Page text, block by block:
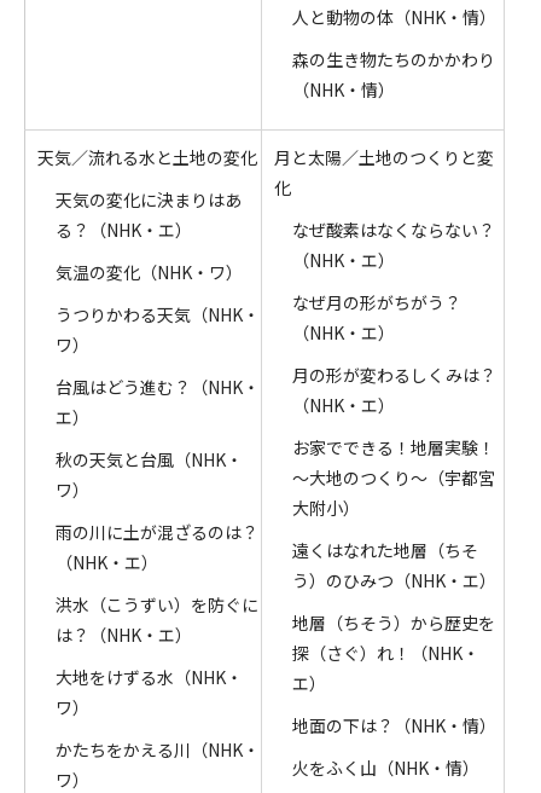
人と動物の体（NHK・情）
森の生き物たちのかかわり
（NHK・情）
天気／流れる水と土地の変化
天気の変化に決まりはあ
る？（NHK・エ）
気温の変化（NHK・ワ）
うつりかわる天気（NHK・
ワ）
台風はどう進む？（NHK・
エ）
秋の天気と台風（NHK・
ワ）
雨の川に土が混ざるのは？
（NHK・エ）
洪水（こうずい）を防ぐに
は？（NHK・エ）
大地をけずる水（NHK・
ワ）
かたちをかえる川（NHK・
ワ）
月と太陽／土地のつくりと変
化
なぜ酸素はなくならない？
（NHK・エ）
なぜ月の形がちがう？
（NHK・エ）
月の形が変わるしくみは？
（NHK・エ）
お家でできる！地層実験！
～大地のつくり～（宇都宮
大附小）
遠くはなれた地層（ちそ
う）のひみつ（NHK・エ）
地層（ちそう）から歴史を
探（さぐ）れ！（NHK・
エ）
地面の下は？（NHK・情）
火をふく山（NHK・情）